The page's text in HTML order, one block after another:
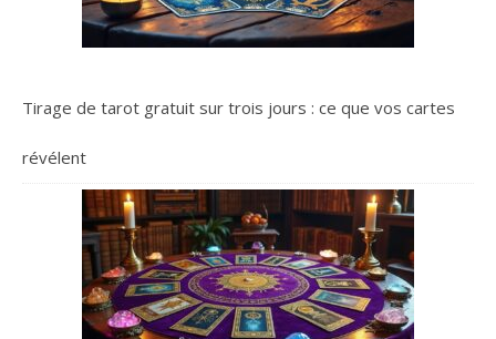
Tirage de tarot gratuit sur trois jours : ce que vos cartes
révélent